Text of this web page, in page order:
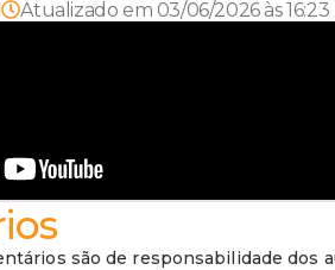
Atualizado em 03/06/2026 às 16:23
são de responsabilidade dos